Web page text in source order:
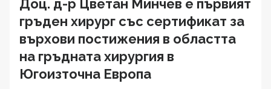
Доц. д-р Цветан Минчев е първият
гръден хирург със сертификат за
върхови постижения в областта
на гръдната хирургия в
Югоизточна Европа